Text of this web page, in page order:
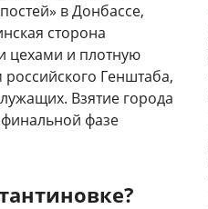
в Донбассе,
сторона
цехами и плотную
Генштаба,
Взятие города
фазе